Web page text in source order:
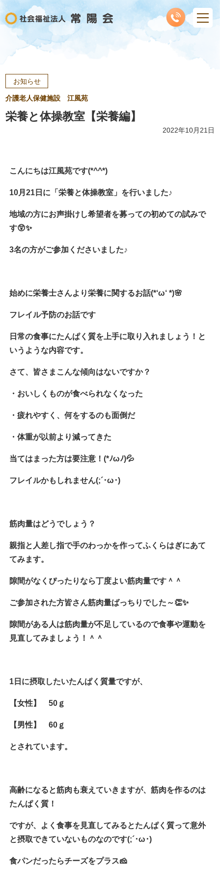
お知らせ
介護老人保健施設 江風苑
栄養と体操教室【栄養編】
2022年10月21日
こんにちは江風苑です(*^^*)
10月21日に「栄養と体操教室」を行いました♪
地域の方にお声掛けし希望者を募っての初めての試みで
す😲✨
3名の方がご参加くださいました♪
始めに栄養士さんより栄養に関するお話(*‘ω‘ *)🌸
フレイル予防のお話です
日常の食事にたんぱく質を上手に取り入れましょう！と
いうような内容です。
さて、皆さまこんな傾向はないですか？
・おいしくものが食べられなくなった
・疲れやすく、何をするのも面倒だ
・体重が以前より減ってきた
当てはまった方は要注意！(*ﾉωﾉ)💦
フレイルかもしれません(;´･ω･)
筋肉量はどうでしょう？
親指と人差し指で手のわっかを作ってふくらはぎにあて
てみます。
隙間がなくぴったりなら丁度よい筋肉量です＾＾
ご参加された方皆さん筋肉量ばっちりでした～👏✨
隙間がある人は筋肉量が不足しているので食事や運動を
見直してみましょう！＾＾
1日に摂取したいたんぱく質量ですが、
【女性】 50ｇ
【男性】 60ｇ
とされています。
高齢になると筋肉も衰えていきますが、筋肉を作るのは
たんぱく質！
ですが、よく食事を見直してみるとたんぱく質って意外
と摂取できていないものなのです(;´･ω･)
食パンだったらチーズをプラス🧀